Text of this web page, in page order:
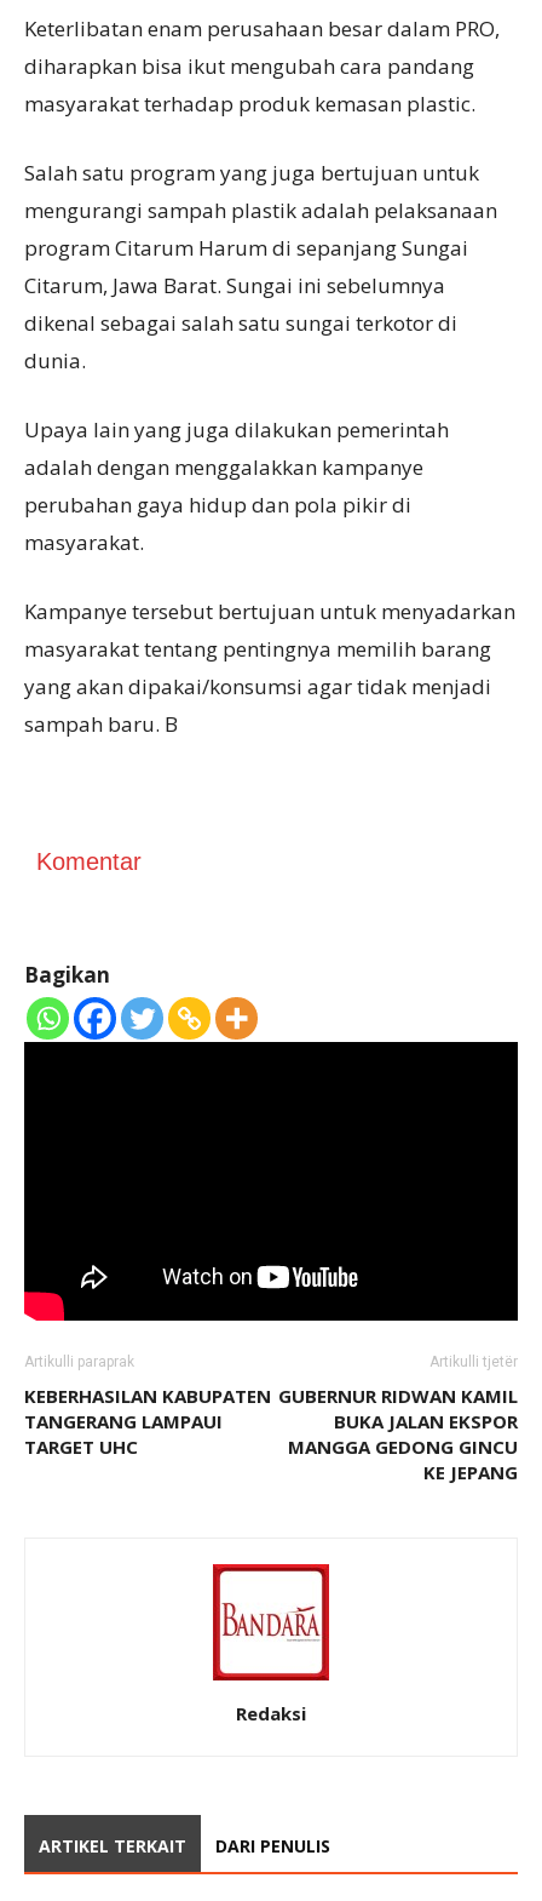
Keterlibatan enam perusahaan besar dalam PRO,
diharapkan bisa ikut mengubah cara pandang
masyarakat terhadap produk kemasan plastic.
Salah satu program yang juga bertujuan untuk
mengurangi sampah plastik adalah pelaksanaan
program Citarum Harum di sepanjang Sungai
Citarum, Jawa Barat. Sungai ini sebelumnya
dikenal sebagai salah satu sungai terkotor di
dunia.
Upaya lain yang juga dilakukan pemerintah
adalah dengan menggalakkan kampanye
perubahan gaya hidup dan pola pikir di
masyarakat.
Kampanye tersebut bertujuan untuk menyadarkan
masyarakat tentang pentingnya memilih barang
yang akan dipakai/konsumsi agar tidak menjadi
sampah baru. B
Komentar
Bagikan
Artikulli paraprak
KEBERHASILAN KABUPATEN
TANGERANG LAMPAUI
TARGET UHC
Artikulli tjetër
GUBERNUR RIDWAN KAMIL
BUKA JALAN EKSPOR
MANGGA GEDONG GINCU
KE JEPANG
Redaksi
ARTIKEL TERKAIT DARI PENULIS